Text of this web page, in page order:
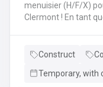
menuisier (H/F/X)
Clermont ! En tant que menuisier spécialisé dans la
escaliers dans
équipe de trois ouvriers 💪 Avantages de la
Construct
Temporary, with